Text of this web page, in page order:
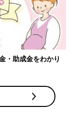
・助成金をわかり